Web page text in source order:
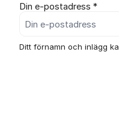
Din e-postadress *
Ditt förnamn och inlägg